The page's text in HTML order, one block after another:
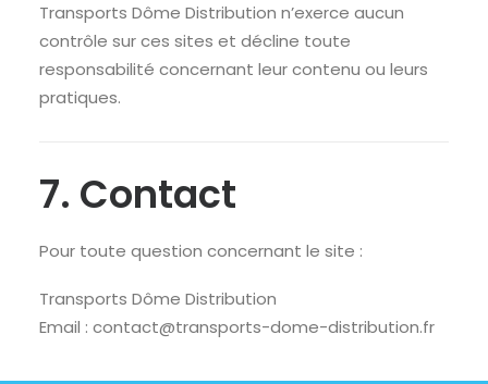
Transports Dôme Distribution n’exerce aucun
contrôle sur ces sites et décline toute
responsabilité concernant leur contenu ou leurs
pratiques.
7. Contact
Pour toute question concernant le site :
Transports Dôme Distribution
Email : contact@transports-dome-distribution.fr